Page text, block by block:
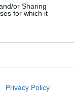
or Sharing
for which it
Privacy Policy